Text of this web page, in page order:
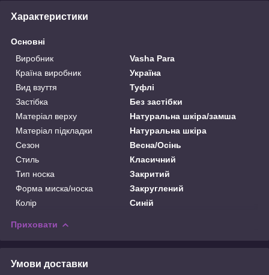
Характеристики
Основні
Виробник
Vasha Para
Країна виробник
Україна
Вид взуття
Туфлі
Застібка
Без застібки
Матеріал верху
Натуральна шкіра/замша
Матеріал підкладки
Натуральна шкіра
Сезон
Весна/Осінь
Стиль
Класичний
Тип носка
Закритий
Форма миска/носка
Закруглений
Колір
Синій
Приховати
Умови доставки